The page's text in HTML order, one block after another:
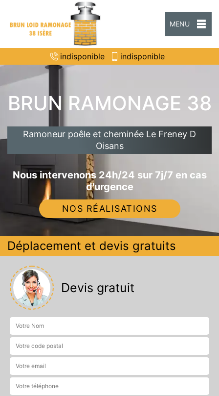
MENU
indisponible indisponible
BRUN RAMONAGE 38
Ramoneur poêle et cheminée Le Freney D
Oisans
Nous intervenons 24h/24 sur 7j/7 en cas
d'urgence
NOS RÉALISATIONS
Déplacement et devis gratuits
Devis gratuit